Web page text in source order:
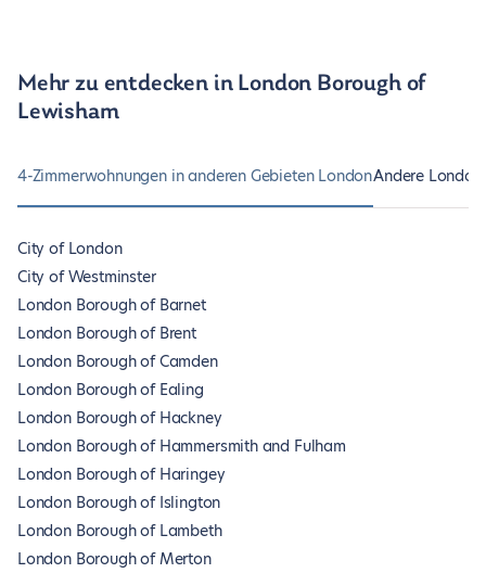
Mehr zu entdecken in London Borough of
Lewisham
4-Zimmerwohnungen in anderen Gebieten LondonAndere
City of London
City of Westminster
London Borough of Barnet
London Borough of Brent
London Borough of Camden
London Borough of Ealing
London Borough of Hackney
London Borough of Hammersmith and Fulham
London Borough of Haringey
London Borough of Islington
London Borough of Lambeth
London Borough of Merton